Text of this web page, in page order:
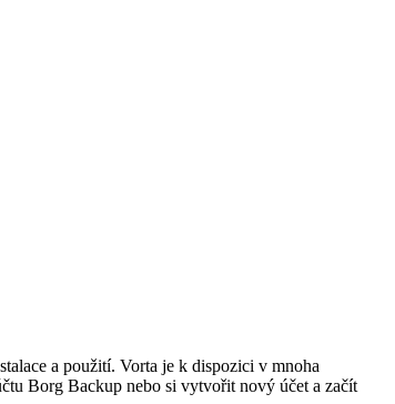
a použití. Vorta je k dispozici v mnoha
Borg Backup nebo si vytvořit nový účet a začít